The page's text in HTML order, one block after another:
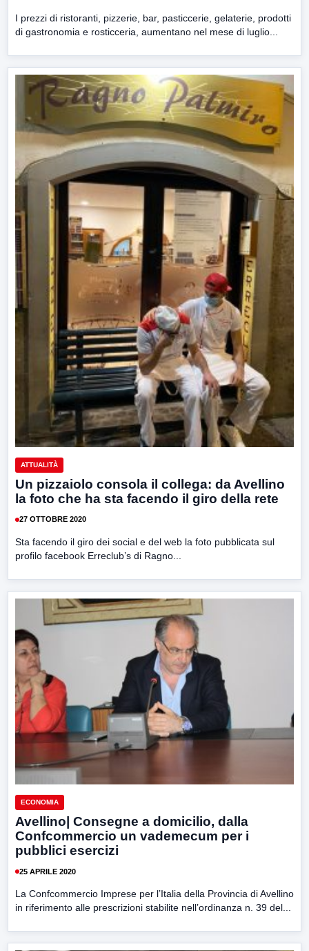
I prezzi di ristoranti, pizzerie, bar, pasticcerie, gelaterie, prodotti
di gastronomia e rosticceria, aumentano nel mese di luglio...
ATTUALITÀ
Un pizzaiolo consola il collega: da Avellino
la foto che ha sta facendo il giro della rete
27 OTTOBRE 2020
Sta facendo il giro dei social e del web la foto pubblicata sul
profilo facebook Erreclub’s di Ragno...
ECONOMIA
Avellino| Consegne a domicilio, dalla
Confcommercio un vademecum per i
pubblici esercizi
25 APRILE 2020
La Confcommercio Imprese per l’Italia della Provincia di Avellino
in riferimento alle prescrizioni stabilite nell’ordinanza n. 39 del...